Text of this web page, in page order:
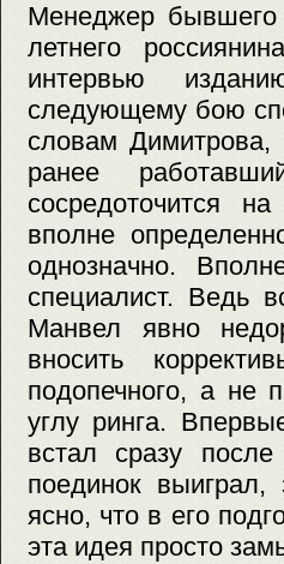
Менеджер бывшего
летнего
интервью
следующему бою
словам Димитрова,
ранее
сосредоточится
вполне
однозначно.
специалист. Ведь
Манвел явно
вносить
подопечного, а не
углу ринга.
встал сразу
поединок выиграл,
ясно, что в его
эта идея просто